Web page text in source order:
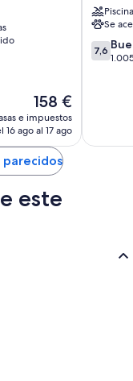
El
precio
actual
de
158 €
158 €
e impuestos
16 ago al 17 ago
Inn
&
Suites
Piscina
Se
7.6
sobre
7,6
este